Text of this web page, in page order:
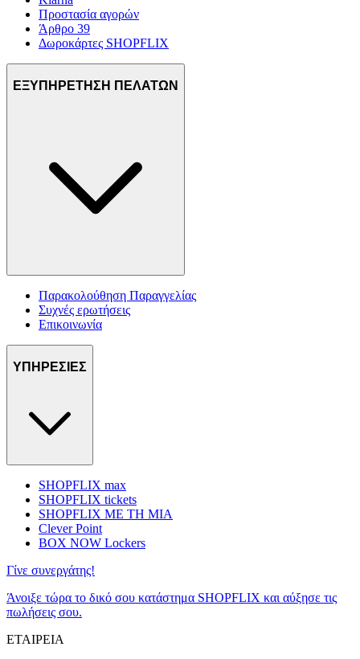
Προστασία αγορών
Άρθρο 39
Δωροκάρτες SHOPFLIX
ΕΞΥΠΗΡΕΤΗΣΗ ΠΕΛΑΤΩΝ
Παρακολούθηση Παραγγελίας
Συχνές ερωτήσεις
Επικοινωνία
ΥΠΗΡΕΣΙΕΣ
SHOPFLIX max
SHOPFLIX tickets
SHOPFLIX ΜΕ ΤΗ ΜΙΑ
Clever Point
BOX NOW Lockers
Γίνε συνεργάτης!
Άνοιξε τώρα το δικό σου κατάστημα SHOPFLIX και αύξησε τις
πωλήσεις σου.
ΕΤΑΙΡΕΙΑ